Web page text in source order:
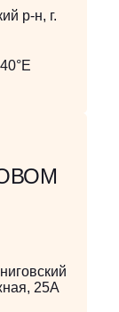
р-н, г.
25А